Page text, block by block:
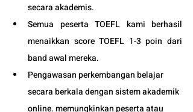
secara akademis.
Semua peserta TOEFL kami berhasil
menaikkan score TOEFL 1-3 poin dari
band awal mereka.
Pengawasan perkembangan belajar
secara berkala dengan sistem akademik
online. memungkinkan peserta atau